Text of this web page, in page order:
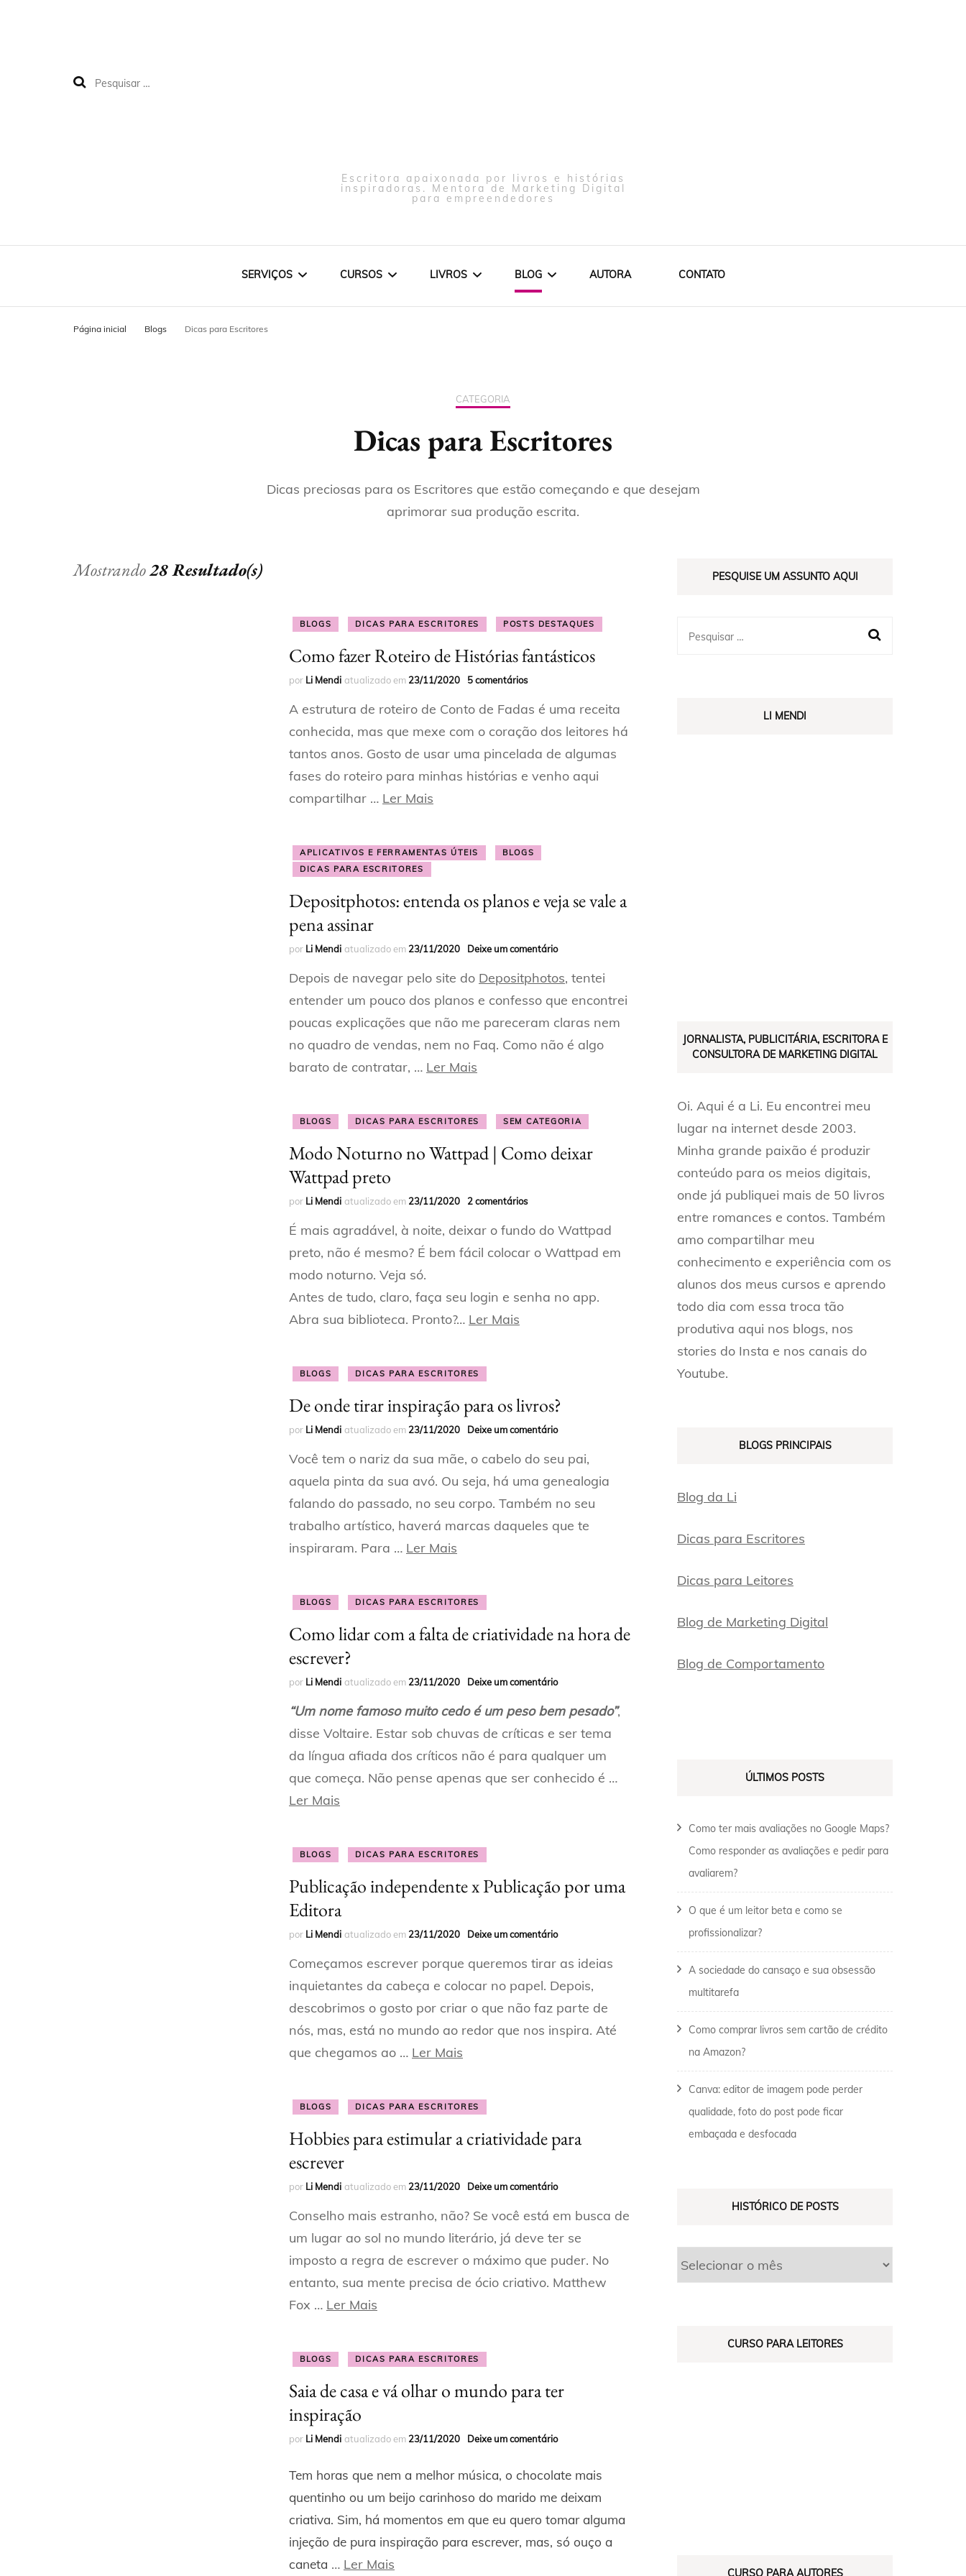
Escritora apaixonada por livros e histórias
inspiradoras. Mentora de Marketing Digital
para empreendedores
SERVIÇOS CURSOS LIVROS
CONTO ERÓTICO
BOX
BLOG AUTORA CONTATO
Página inicial Blogs Dicas para Escritores
CATEGORIA
Dicas para Escritores
Dicas preciosas para os Escritores que estão começando e que desejam
aprimorar sua produção escrita.
Mostrando28 Resultado(s)
BLOGS DICAS PARA ESCRITORES POSTS DESTAQUES
Como fazer Roteiro de Histórias fantásticos
por Li Mendi atualizado em 23/11/2020 5 comentários
A estrutura de roteiro de Conto de Fadas é uma receita
conhecida, mas que mexe com o coração dos leitores há
tantos anos. Gosto de usar uma pincelada de algumas
fases do roteiro para minhas histórias e venho aqui
compartilhar … Ler Mais
APLICATIVOS E FERRAMENTAS ÚTEIS
BLOGS
DICAS PARA ESCRITORES
Depositphotos: entenda os planos e veja se vale a
pena assinar
por Li Mendi atualizado em 23/11/2020 Deixe um comentário
Depois de navegar pelo site do Depositphotos, tentei
entender um pouco dos planos e confesso que encontrei
poucas explicações que não me pareceram claras nem
no quadro de vendas, nem no Faq. Como não é algo
barato de contratar, … Ler Mais
BLOGS DICAS PARA ESCRITORES SEM CATEGORIA
Modo Noturno no Wattpad | Como deixar
Wattpad preto
por Li Mendi atualizado em 23/11/2020 2 comentários
É mais agradável, à noite, deixar o fundo do Wattpad
preto, não é mesmo? É bem fácil colocar o Wattpad em
modo noturno. Veja só.
Antes de tudo, claro, faça seu login e senha no app.
Abra sua biblioteca. Pronto?… Ler Mais
BLOGS DICAS PARA ESCRITORES
De onde tirar inspiração para os livros?
por Li Mendi atualizado em 23/11/2020 Deixe um comentário
Você tem o nariz da sua mãe, o cabelo do seu pai,
aquela pinta da sua avó. Ou seja, há uma genealogia
falando do passado, no seu corpo. Também no seu
trabalho artístico, haverá marcas daqueles que te
inspiraram. Para … Ler Mais
BLOGS DICAS PARA ESCRITORES
Como lidar com a falta de criatividade na hora de
escrever?
por Li Mendi atualizado em 23/11/2020 Deixe um comentário
“Um nome famoso muito cedo é um peso bem pesado”,
disse Voltaire. Estar sob chuvas de críticas e ser tema
da língua afiada dos críticos não é para qualquer um
que começa. Não pense apenas que ser conhecido é …
Ler Mais
BLOGS DICAS PARA ESCRITORES
Publicação independente x Publicação por uma
Editora
por Li Mendi atualizado em 23/11/2020 Deixe um comentário
Começamos escrever porque queremos tirar as ideias
inquietantes da cabeça e colocar no papel. Depois,
descobrimos o gosto por criar o que não faz parte de
nós, mas, está no mundo ao redor que nos inspira. Até
que chegamos ao … Ler Mais
BLOGS DICAS PARA ESCRITORES
Hobbies para estimular a criatividade para
escrever
por Li Mendi atualizado em 23/11/2020 Deixe um comentário
Conselho mais estranho, não? Se você está em busca de
um lugar ao sol no mundo literário, já deve ter se
imposto a regra de escrever o máximo que puder. No
entanto, sua mente precisa de ócio criativo. Matthew
Fox … Ler Mais
BLOGS DICAS PARA ESCRITORES
Saia de casa e vá olhar o mundo para ter
inspiração
por Li Mendi atualizado em 23/11/2020 Deixe um comentário
Tem horas que nem a melhor música, o chocolate mais
quentinho ou um beijo carinhoso do marido me deixam
criativa. Sim, há momentos em que eu quero tomar alguma
injeção de pura inspiração para escrever, mas, só ouço a
caneta … Ler Mais
PESQUISE UM ASSUNTO AQUI
LI MENDI
JORNALISTA, PUBLICITÁRIA, ESCRITORA E
CONSULTORA DE MARKETING DIGITAL
Oi. Aqui é a Li. Eu encontrei meu
lugar na internet desde 2003.
Minha grande paixão é produzir
conteúdo para os meios digitais,
onde já publiquei mais de 50 livros
entre romances e contos. Também
amo compartilhar meu
conhecimento e experiência com os
alunos dos meus cursos e aprendo
todo dia com essa troca tão
produtiva aqui nos blogs, nos
stories do Insta e nos canais do
Youtube.
BLOGS PRINCIPAIS
Blog da Li
Dicas para Escritores
Dicas para Leitores
Blog de Marketing Digital
Blog de Comportamento
ÚLTIMOS POSTS
Como ter mais avaliações no Google Maps?
Como responder as avaliações e pedir para
avaliarem?
O que é um leitor beta e como se
profissionalizar?
A sociedade do cansaço e sua obsessão
multitarefa
Como comprar livros sem cartão de crédito
na Amazon?
Canva: editor de imagem pode perder
qualidade, foto do post pode ficar
embaçada e desfocada
HISTÓRICO DE POSTS
CURSO PARA LEITORES
CURSO PARA AUTORES